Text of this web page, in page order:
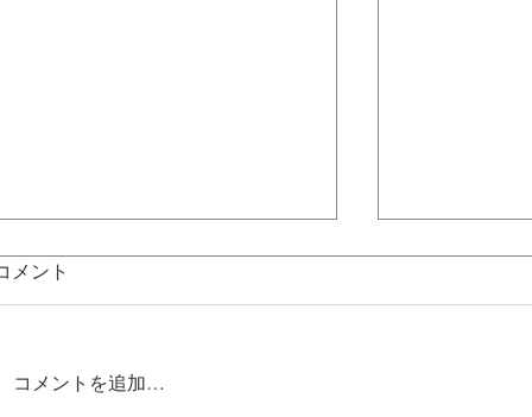
メント
コメントを追加…